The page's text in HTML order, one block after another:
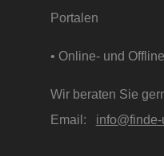
Portalen
• Online- und
Wir beraten Sie
Email: